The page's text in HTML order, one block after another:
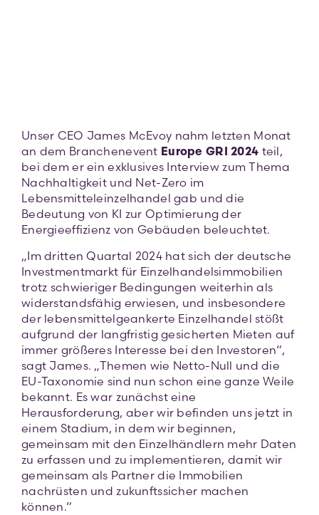
Unser CEO James McEvoy nahm letzten Monat
an dem Branchenevent Europe GRI 2024 teil,
bei dem er ein exklusives Interview zum Thema
Nachhaltigkeit und Net-Zero im
Lebensmitteleinzelhandel gab und die
Bedeutung von KI zur Optimierung der
Energieeffizienz von Gebäuden beleuchtet.
„Im dritten Quartal 2024 hat sich der deutsche
Investmentmarkt für Einzelhandelsimmobilien
trotz schwieriger Bedingungen weiterhin als
widerstandsfähig erwiesen, und insbesondere
der lebensmittelgeankerte Einzelhandel stößt
aufgrund der langfristig gesicherten Mieten auf
immer größeres Interesse bei den Investoren“,
sagt James. „Themen wie Netto-Null und die
EU-Taxonomie sind nun schon eine ganze Weile
bekannt. Es war zunächst eine
Herausforderung, aber wir befinden uns jetzt in
einem Stadium, in dem wir beginnen,
gemeinsam mit den Einzelhändlern mehr Daten
zu erfassen und zu implementieren, damit wir
gemeinsam als Partner die Immobilien
nachrüsten und zukunftssicher machen
können.“